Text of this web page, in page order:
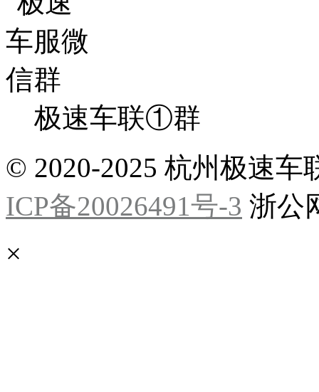
极速车联①群
© 2020-2025 杭州极速
ICP备20026491号-3 浙公
×